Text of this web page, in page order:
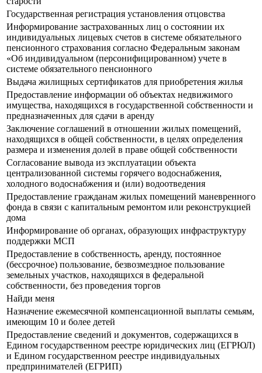
Государственная регистрация установления отцовства
Информирование застрахованных лиц о состоянии их
индивидуальных лицевых счетов в системе обязательного
пенсионного страхования согласно Федеральным законам
«Об индивидуальном (персонифицированном) учете в
системе обязательного пенсионного
Выдача жилищных сертификатов для приобретения жилья
Предоставление информации об объектах недвижимого
имущества, находящихся в государственной собственности и
предназначенных для сдачи в аренду
Заключение соглашений в отношении жилых помещений,
находящихся в общей собственности, в целях определения
размера и изменения долей в праве общей собственности
Согласование вывода из эксплуатации объекта
централизованной системы горячего водоснабжения,
холодного водоснабжения и (или) водоотведения
Предоставление гражданам жилых помещений маневренного
фонда в связи с капитальным ремонтом или реконструкцией
дома
Информирование об органах, образующих инфраструктуру
поддержки МСП
Предоставление в собственность, аренду, постоянное
(бессрочное) пользование, безвозмездное пользование
земельных участков, находящихся в федеральной
собственности, без проведения торгов
Найди меня
Назначение ежемесячной компенсационной выплаты семьям,
имеющим 10 и более детей
Предоставление сведений и документов, содержащихся в
Едином государственном реестре юридических лиц (ЕГРЮЛ)
и Едином государственном реестре индивидуальных
предпринимателей (ЕГРИП)